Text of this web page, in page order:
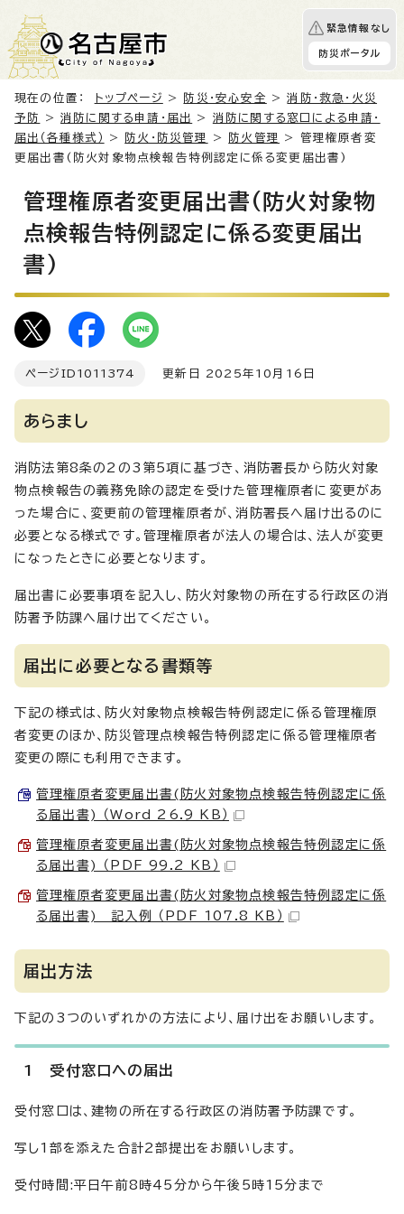
緊急情報なし
防災ポータル
現在の位置： トップページ > 防災・安心安全 >消防・救急・火災
予防
>消防に関する申請・届出 > 消防に関する窓口による申請・
届出（各種様式）
> 防火・防災管理 > 防火管理
> 管理権原者変
更届出書(防火対象物点検報告特例認定に係る変更届出書)
管理権原者変更届出書(防火対象物
点検報告特例認定に係る変更届出
書)
ページID 1011374 更新日 2025年10月16日
あらまし
消防法第8条の2の3第5項に基づき、消防署長から防火対象
物点検報告の義務免除の認定を受けた管理権原者に変更があ
った場合に、変更前の管理権原者が、消防署長へ届け出るのに
必要となる様式です。管理権原者が法人の場合は、法人が変更
になったときに必要となります。
届出書に必要事項を記入し、防火対象物の所在する行政区の消
防署予防課へ届け出てください。
届出に必要となる書類等
下記の様式は、防火対象物点検報告特例認定に係る管理権原
者変更のほか、防災管理点検報告特例認定に係る管理権原者
変更の際にも利用できます。
管理権原者変更届出書(防火対象物点検報告特例認定に係
る届出書) （Word 26.9 KB）
管理権原者変更届出書(防火対象物点検報告特例認定に係
る届出書) （PDF 99.2 KB）
管理権原者変更届出書(防火対象物点検報告特例認定に係
る届出書) 記入例 （PDF 107.8 KB）
届出方法
下記の3つのいずれかの方法により、届け出をお願いします。
1 受付窓口への届出
受付窓口は、建物の所在する行政区の消防署予防課です。
写し1部を添えた合計2部提出をお願いします。
受付時間:平日午前8時45分から午後5時15分まで